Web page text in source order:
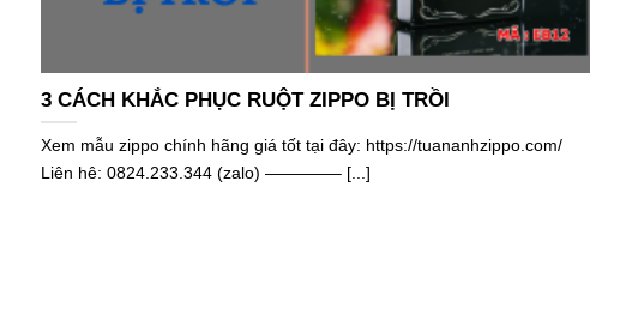
3 CÁCH KHẮC PHỤC RUỘT ZIPPO BỊ TRỒI
Xem mẫu zippo chính hãng giá tốt tại đây: https://tuananhzippo.com/
Liên hê: 0824.233.344 (zalo) ————– [...]